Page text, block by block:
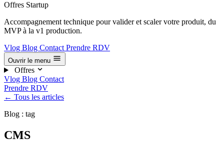
Offres Startup
Accompagnement technique pour valider et scaler votre produit, du
MVP à la v1 production.
Vlog Blog Contact Prendre RDV
Ouvrir le menu
Offres
Vlog Blog Contact
Prendre RDV
← Tous les articles
Blog : tag
CMS